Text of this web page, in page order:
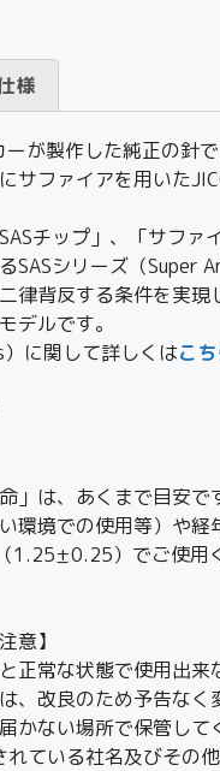
様
が製作した純正の針
ファイアを用いた
チップ」、「サファ
SASシリーズ（Super
律背反する条件を実
デルです。
に関して詳しくはこ
」は、あくまで目安
環境での使用等）や経
1.25±0.25）でご使用
意】
正常な状態で使用出
、改良のため予告な
かない場所で保管し
ている社名及びその